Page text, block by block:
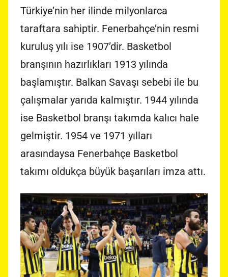
Türkiye’nin her ilinde milyonlarca
taraftara sahiptir. Fenerbahçe’nin resmi
kuruluş yılı ise 1907’dir. Basketbol
branşının hazırlıkları 1913 yılında
başlamıştır. Balkan Savaşı sebebi ile bu
çalışmalar yarıda kalmıştır. 1944 yılında
ise Basketbol branşı takımda kalıcı hale
gelmiştir. 1954 ve 1971 yılları
arasındaysa Fenerbahçe Basketbol
takımı oldukça büyük başarıları imza attı.